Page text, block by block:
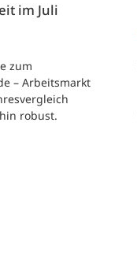
im Juli
zum
– Arbeitsmarkt
robust.